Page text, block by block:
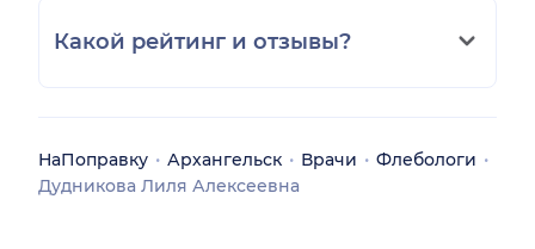
Какой рейтинг и отзывы?
НаПоправку Архангельск Врачи
Флебологи
Дудникова Лиля Алексеевна